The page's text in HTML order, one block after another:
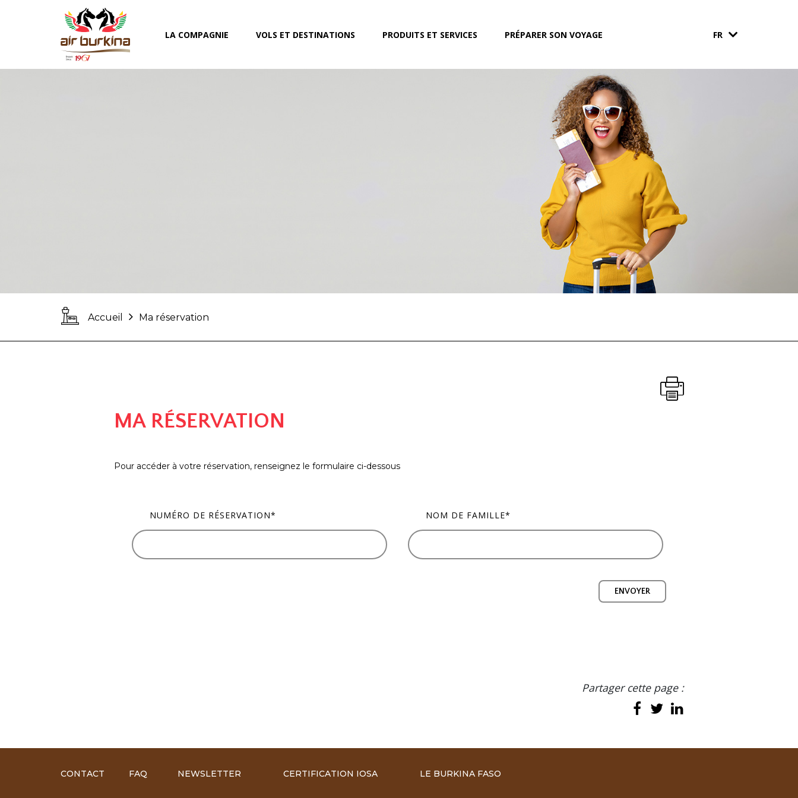
LA COMPAGNIE VOLS ET DESTINATIONS PRODUITS ET SERVICES PRÉPARER SON VOYAGE FR
Accueil Ma réservation
MA RÉSERVATION
Pour accéder à votre réservation, renseignez le formulaire ci-dessous
NUMÉRO DE RÉSERVATION* NOM DE FAMILLE*
ENVOYER
Partager cette page :
CONTACT FAQ NEWSLETTER CERTIFICATION IOSA LE BURKINA FASO